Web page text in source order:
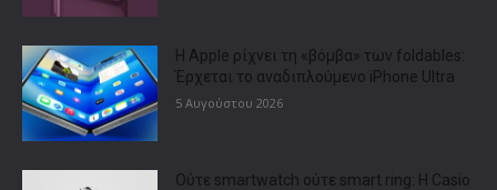
Η Apple ρίχνει τη «βόμβα» των foldables:
Έρχεται το αναδιπλούμενο iPhone Ultra
5 Αυγούστου 2026
Ούτε smartwatch ούτε smart ring: Η Casio